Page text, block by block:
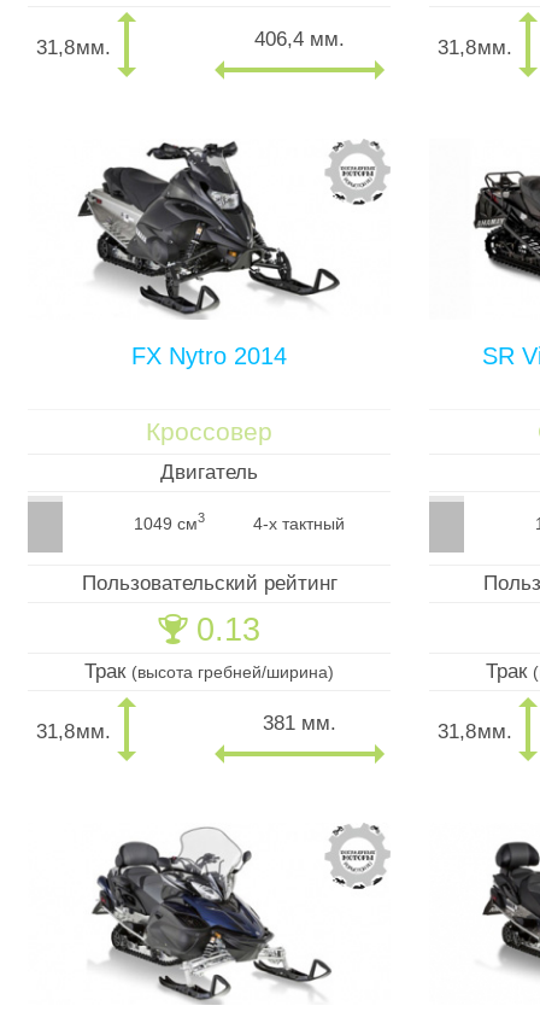
31,8мм. 406,4 мм. 31,8мм.
FX Nytro 2014
Кроссовер
Двигатель
1049 см3 4-х тактный
Пользовательский рейтинг
🏆 0.13
Трак (высота гребней/ширина)
31,8мм. 381 мм.
SR
Трак
31,8мм.